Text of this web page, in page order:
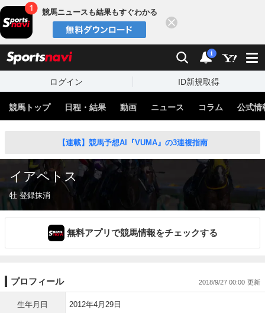
競馬ニュースも結果もすぐわかる
検索 通知
i
ログイン ID新規取得
競馬トップ 日程・結果 動画 ニュース コラム 公式情
【連載】競馬予想AI『VUMA』の3連複指南
イアペトス
牡 登録抹消
無料アプリで競馬情報をチェックする
プロフィール 2018/9/27 00:00
生年月日 2012年4月29日